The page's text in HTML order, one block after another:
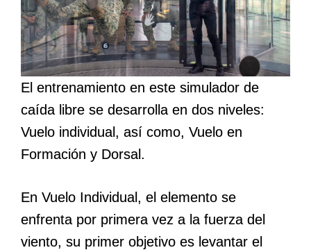
El entrenamiento en este simulador de
caída libre se desarrolla en dos niveles:
Vuelo individual, así como, Vuelo en
Formación y Dorsal.
En Vuelo Individual, el elemento se
enfrenta por primera vez a la fuerza del
viento, su primer objetivo es levantar el